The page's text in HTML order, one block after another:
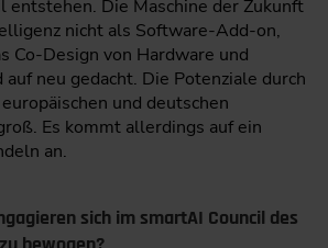
Die Maschine der Zukunft
nicht als Software-Add-on,
Co-Design von Hardware und
neu gedacht. Die Potenziale durch
und deutschen
Es kommt allerdings auf ein
an.
sich im smartAI Council des